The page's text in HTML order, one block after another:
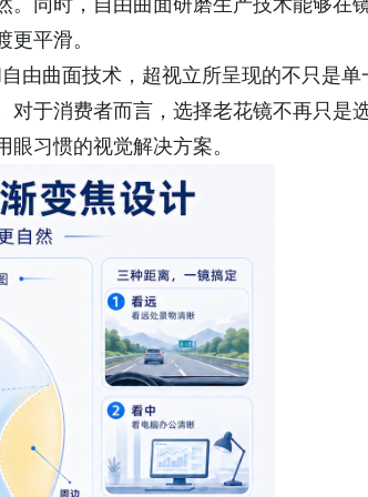
。同时，自由曲面研磨生产技术能够在
平滑。
由曲面技术，超视立所呈现的不只是单
对于消费者而言，选择老花镜不再只是
习惯的视觉解决方案。